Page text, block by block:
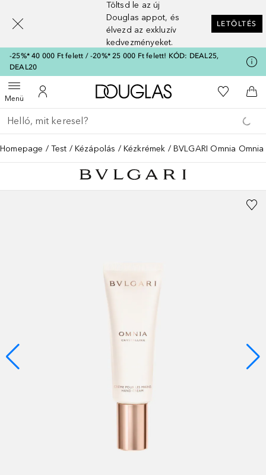
Töltsd le az új
Douglas appot, és
élvezd az exkluzív
kedvezményeket.
LETÖLTÉS
-25%* 40 000 Ft felett / -20%* 25 000 Ft felett! KÓD: DEAL25,
DEAL20
MenüMenü megnyitása
A fiókomhoz
A Douglas Főoldalra
A
Menj vissza
Keresés végrehajtása
Homepage Test Kézápolás Kézkrémek BVLGARI Omnia
[navigation.slideout.screenreader]